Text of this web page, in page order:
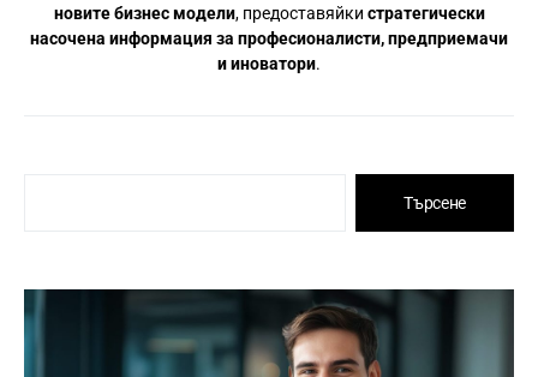
новите бизнес модели, предоставяйки стратегически
насочена информация за професионалисти, предприемачи
и иноватори.
Търсене